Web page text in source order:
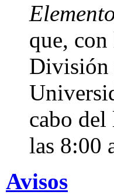
que,
División
cabo del
las 8:00
Avisos